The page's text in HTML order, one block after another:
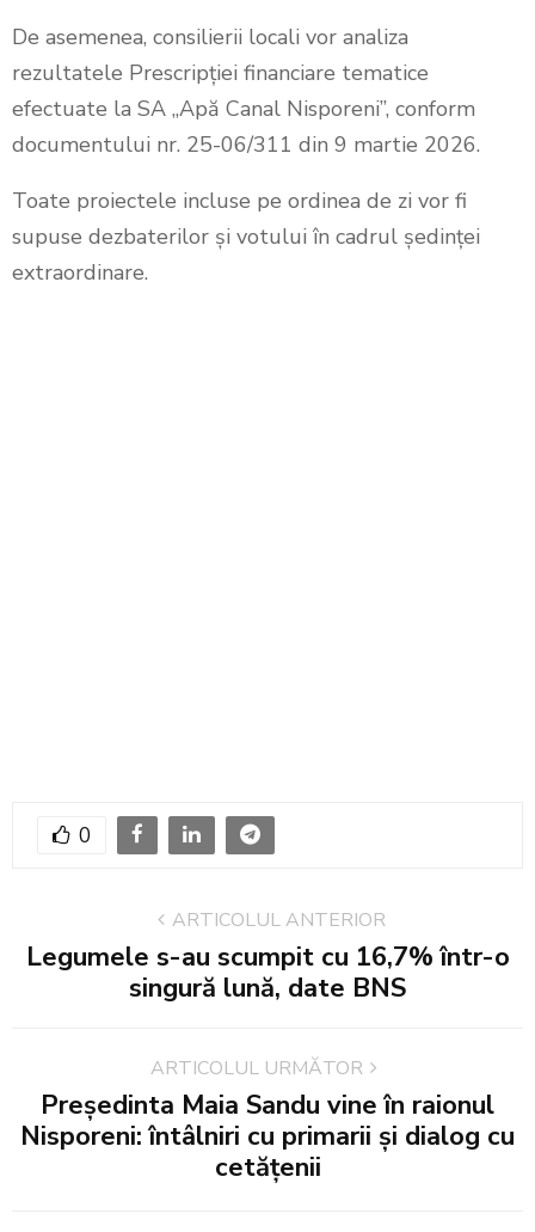
De asemenea, consilierii locali vor analiza
rezultatele Prescripției financiare tematice
efectuate la SA „Apă Canal Nisporeni”, conform
documentului nr. 25-06/311 din 9 martie 2026.
Toate proiectele incluse pe ordinea de zi vor fi
supuse dezbaterilor și votului în cadrul ședinței
extraordinare.
0
ARTICOLUL ANTERIOR
Legumele s-au scumpit cu 16,7% într-o
singură lună, date BNS
ARTICOLUL URMĂTOR
Președinta Maia Sandu vine în raionul
Nisporeni: întâlniri cu primarii și dialog cu
cetățenii